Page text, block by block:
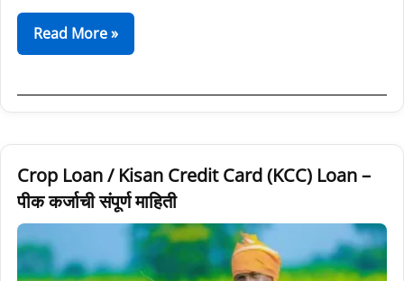
Read More »
Crop Loan / Kisan Credit Card (KCC) Loan –
पीक कर्जाची संपूर्ण माहिती
Crop
Loan
/
Kisan
Credit